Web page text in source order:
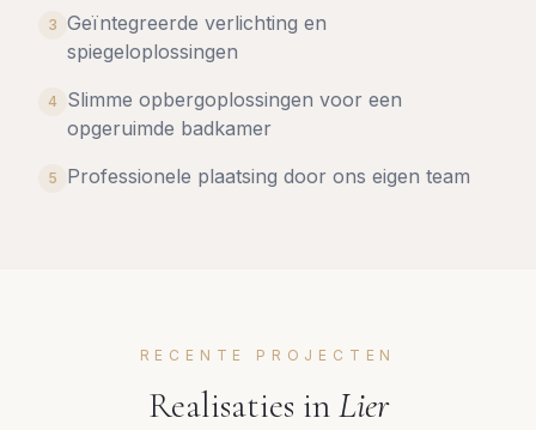
3 Geïntegreerde verlichting en
spiegeloplossingen
4
Slimme opbergoplossingen voor een
opgeruimde badkamer
5 Professionele plaatsing door ons eigen team
RECENTE PROJECTEN
Realisaties inLier